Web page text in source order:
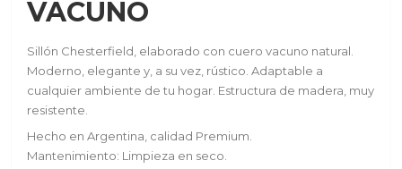
VACUNO
Sillón Chesterfield, elaborado con cuero vacuno natural.
Moderno, elegante y, a su vez, rústico. Adaptable a
cualquier ambiente de tu hogar. Estructura de madera, muy
resistente.
Hecho en Argentina, calidad Premium.
Mantenimiento: Limpieza en seco.